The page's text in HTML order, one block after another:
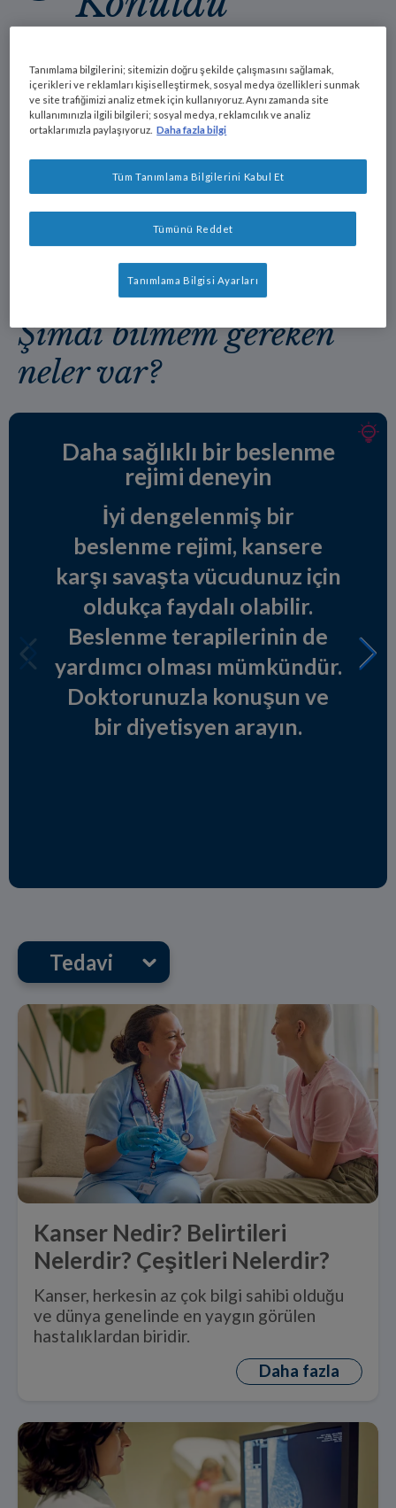
Kanser teşhisiyle karşı karşıya kalmak asla
kolay değildir. Düşünceler, soru işaretleri ve
duygular bunaltıcı olabilir. Ancak bu noktada, bu
zorlu süreçte hayat kalitenizi iyileştirmek için
yapabileceğiniz pek çok şey olduğunu
bilmelisiniz. Nestlé Health Science bu nedenle
mümkün olduğu kadar çok bilgi ve ipucunu
derledi.
Şimdi bilmem gereken
neler var?
Daha sağlıklı bir beslenme
rejimi deneyin
İyi dengelenmiş bir
beslenme rejimi, kansere
karşı savaşta vücudunuz için
oldukça faydalı olabilir.
Beslenme terapilerinin de
yardımcı olması mümkündür.
Doktorunuzla konuşun ve
bir diyetisyen arayın.
Tedavi
Kanser Nedir? Belirtileri
Nelerdir? Çeşitleri Nelerdir?
Kanser, herkesin az çok bilgi sahibi olduğu
ve dünya genelinde en yaygın görülen
hastalıklardan biridir.
Daha fazla
Tanımlama bilgilerini; sitemizin doğru şekilde çalışmasını sağlamak,
içerikleri ve reklamları kişiselleştirmek, sosyal medya özellikleri sunmak
ve site trafiğimizi analiz etmek için kullanıyoruz. Aynı zamanda site
kullanımınızla ilgili bilgileri; sosyal medya, reklamcılık ve analiz
ortaklarımızla paylaşıyoruz. Daha fazla bilgi
Tümünü Reddet
Tüm Tanımlama Bilgilerini Kabul Et
Tanımlama Bilgisi Ayarları